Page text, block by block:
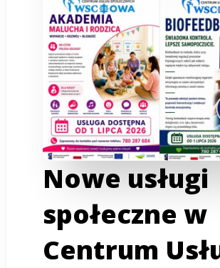
Nowe usługi
społeczne w
Centrum